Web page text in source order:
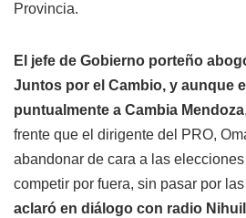
Provincia.
El jefe de Gobierno porteño
Juntos por el Cambio, y aunque
puntualmente a Cambia Mendoza
frente que el dirigente del PRO,
abandonar de cara a las
competir por fuera, sin pasar por
aclaró en diálogo con radio